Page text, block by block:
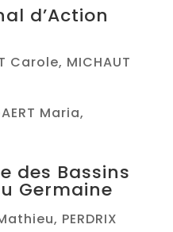
d’Action
Carole, MICHAUT
Maria,
des Bassins
Germaine
PERDRIX